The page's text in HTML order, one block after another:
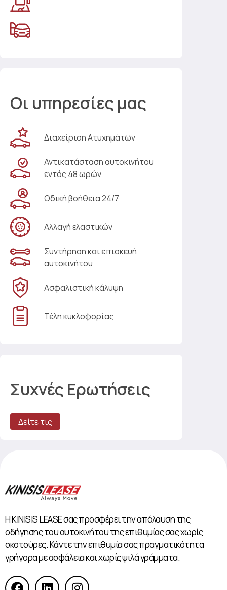
Οι υπηρεσίες μας
Διαχείριση Ατυχημάτων
Αντικατάσταση αυτοκινήτου
εντός 48 ωρών
Οδική βοήθεια 24/7
Αλλαγή ελαστικών
Συντήρηση και επισκευή
αυτοκινήτου
Ασφαλιστική κάλυψη
Τέλη κυκλοφορίας
Συχνές Ερωτήσεις
Δείτε τις
Η KINISIS LEASE σας προσφέρει την απόλαυση της
οδήγησης του αυτοκινήτου της επιθυμίας σας χωρίς
σκοτούρες. Κάντε την επιθυμία σας πραγματικότητα
γρήγορα με ασφάλεια και χωρίς ψιλά γράμματα.